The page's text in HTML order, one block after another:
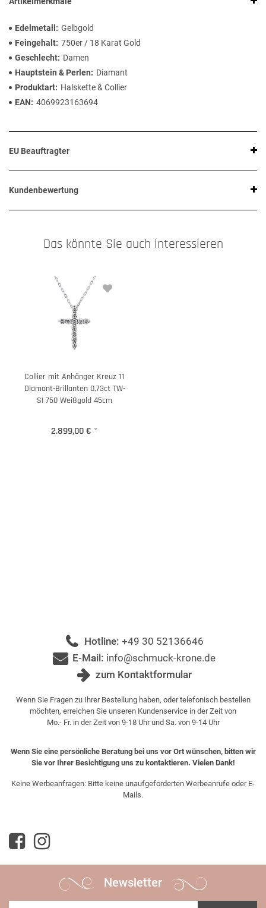
Edelmetall
Gelbgold
Feingehalt 750er / 18 Karat Gold
Geschlecht
Damen
Hauptstein & Perlen
Diamant
Produktart
Halskette & Collier
EAN
4069923163694
EU Beauftragter
Kundenbewertung
Das könnte Sie auch interessieren
Collier mit Anhänger Kreuz 11
Diamant-Brillanten 0,73ct TW-
SI 750 Weißgold 45cm
2.899,00 € *
Hotline: +49 30 52136646
E-Mail: info@schmuck-krone.de
zum Kontaktformular
Wenn Sie Fragen zu Ihrer Bestellung haben, oder telefonisch bestellen
möchten, erreichen Sie unseren Kundenservice in der Zeit von
Mo.- Fr. in der Zeit von 9-18 Uhr und Sa. von 9-14 Uhr
Wenn Sie eine persönliche Beratung bei uns vor Ort wünschen, bitten wir
Sie vor Ihrer Besichtigung uns zu kontaktieren. Vielen Dank!
Keine Werbeanfragen: Bitte keine unaufgeforderten Werbeanrufe oder E-
Mails.
Newsletter